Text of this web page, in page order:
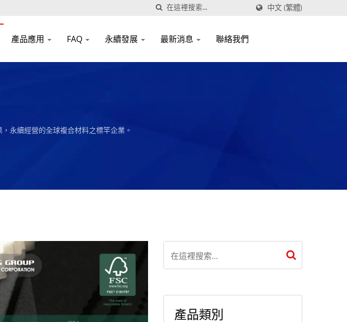
中文 (繁體)
產品應用 FAQ 永續發展 最新消息 聯絡我們
永續經營的全球複合材料之標竿企業。
產品類別